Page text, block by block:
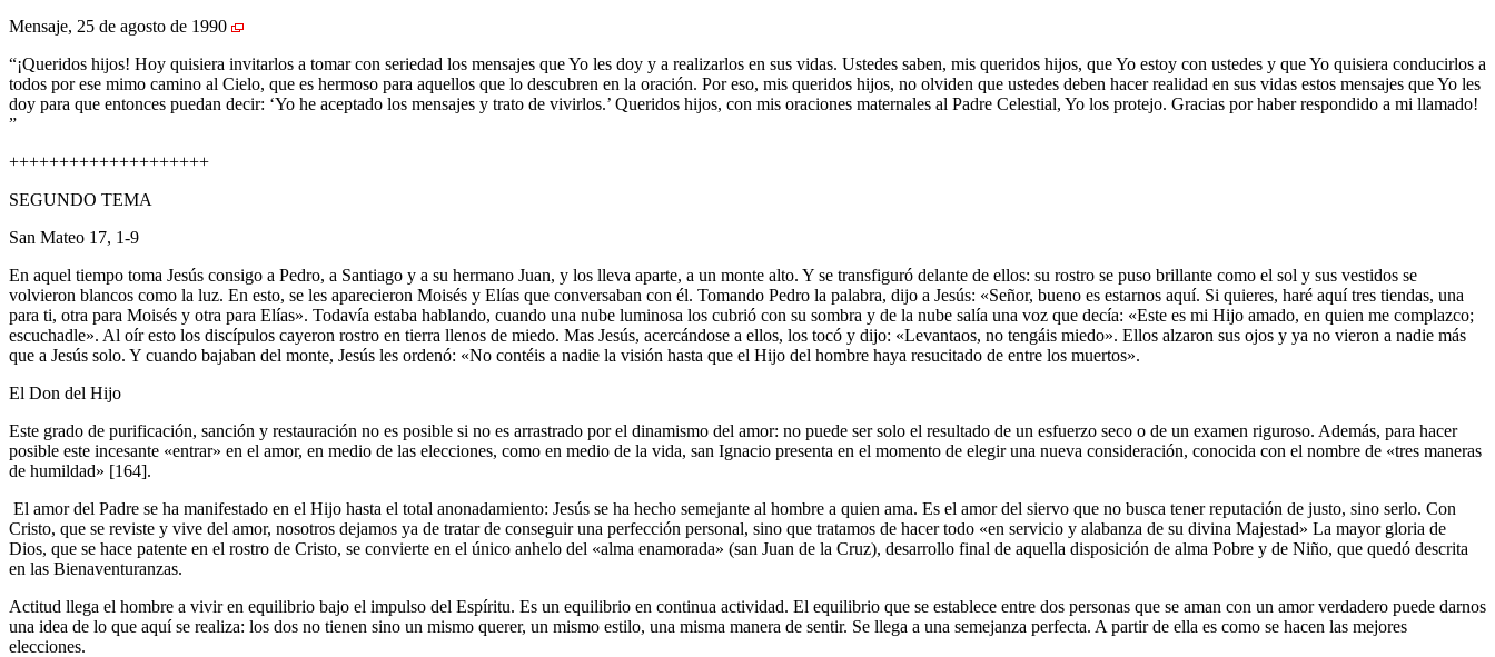
Mensaje, 25 de agosto de 1990
“¡Queridos hijos! Hoy quisiera invitarlos a tomar con seriedad los mensajes que Yo les doy y a realizarlos en sus vidas. Ustedes saben, mis queridos hijos, que Yo estoy con ustedes y que Yo quisiera conducirlos a
todos por ese mimo camino al Cielo, que es hermoso para aquellos que lo descubren en la oración. Por eso, mis queridos hijos, no olviden que ustedes deben hacer realidad en sus vidas estos mensajes que Yo les
doy para que entonces puedan decir: ‘Yo he aceptado los mensajes y trato de vivirlos.’ Queridos hijos, con mis oraciones maternales al Padre Celestial, Yo los protejo. Gracias por haber respondido a mi llamado!
”
++++++++++++++++++++
SEGUNDO TEMA
San Mateo 17, 1-9
En aquel tiempo toma Jesús consigo a Pedro, a Santiago y a su hermano Juan, y los lleva aparte, a un monte alto. Y se transfiguró delante de ellos: su rostro se puso brillante como el sol y sus vestidos se
volvieron blancos como la luz. En esto, se les aparecieron Moisés y Elías que conversaban con él. Tomando Pedro la palabra, dijo a Jesús: «Señor, bueno es estarnos aquí. Si quieres, haré aquí tres tiendas, una
para ti, otra para Moisés y otra para Elías». Todavía estaba hablando, cuando una nube luminosa los cubrió con su sombra y de la nube salía una voz que decía: «Este es mi Hijo amado, en quien me complazco;
escuchadle». Al oír esto los discípulos cayeron rostro en tierra llenos de miedo. Mas Jesús, acercándose a ellos, los tocó y dijo: «Levantaos, no tengáis miedo». Ellos alzaron sus ojos y ya no vieron a nadie más
que a Jesús solo. Y cuando bajaban del monte, Jesús les ordenó: «No contéis a nadie la visión hasta que el Hijo del hombre haya resucitado de entre los muertos».
El Don del Hijo
Este grado de purificación, sanción y restauración no es posible si no es arrastrado por el dinamismo del amor: no puede ser solo el resultado de un esfuerzo seco o de un examen riguroso. Además, para hacer
posible este incesante «entrar» en el amor, en medio de las elecciones, como en medio de la vida, san Ignacio presenta en el momento de elegir una nueva consideración, conocida con el nombre de «tres maneras
de humildad» [164].
El amor del Padre se ha manifestado en el Hijo hasta el total anonadamiento: Jesús se ha hecho semejante al hombre a quien ama. Es el amor del siervo que no busca tener reputación de justo, sino serlo. Con
Cristo, que se reviste y vive del amor, nosotros dejamos ya de tratar de conseguir una perfección personal, sino que tratamos de hacer todo «en servicio y alabanza de su divina Majestad» La mayor gloria de
Dios, que se hace patente en el rostro de Cristo, se convierte en el único anhelo del «alma enamorada» (san Juan de la Cruz), desarrollo final de aquella disposición de alma Pobre y de Niño, que quedó descrita
en las Bienaventuranzas.
Actitud llega el hombre a vivir en equilibrio bajo el impulso del Espíritu. Es un equilibrio en continua actividad. El equilibrio que se establece entre dos personas que se aman con un amor verdadero puede darnos
una idea de lo que aquí se realiza: los dos no tienen sino un mismo querer, un mismo estilo, una misma manera de sentir. Se llega a una semejanza perfecta. A partir de ella es como se hacen las mejores
elecciones.